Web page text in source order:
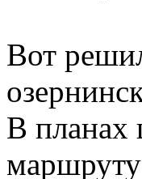
Вот
В планах